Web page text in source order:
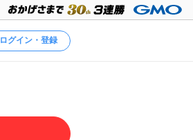
ログイン・登録